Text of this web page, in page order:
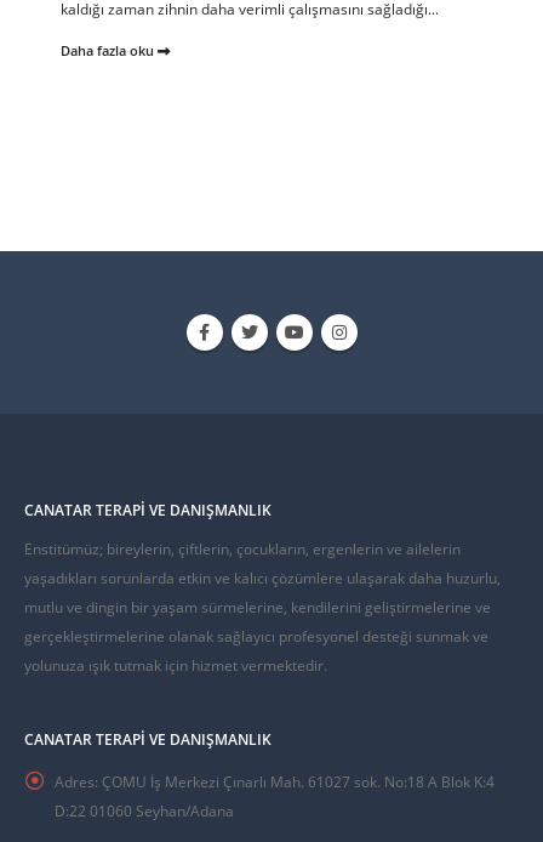
kaldığı zaman zihnin daha verimli çalışmasını sağladığı...
Daha fazla oku
CANATAR TERAPI VE DANIŞMANLIK
Enstitümüz; bireylerin, çiftlerin, çocukların, ergenlerin ve ailelerin
yaşadıkları sorunlarda etkin ve kalıcı çözümlere ulaşarak daha huzurlu,
mutlu ve dingin bir yaşam sürmelerine, kendilerini geliştirmelerine ve
gerçekleştirmelerine olanak sağlayıcı profesyonel desteği sunmak ve
yolunuza ışık tutmak için hizmet vermektedir.
CANATAR TERAPI VE DANIŞMANLIK
Adres: ÇOMU İş Merkezi Çınarlı Mah. 61027 sok. No:18 A Blok K:4
D:22 01060 Seyhan/Adana